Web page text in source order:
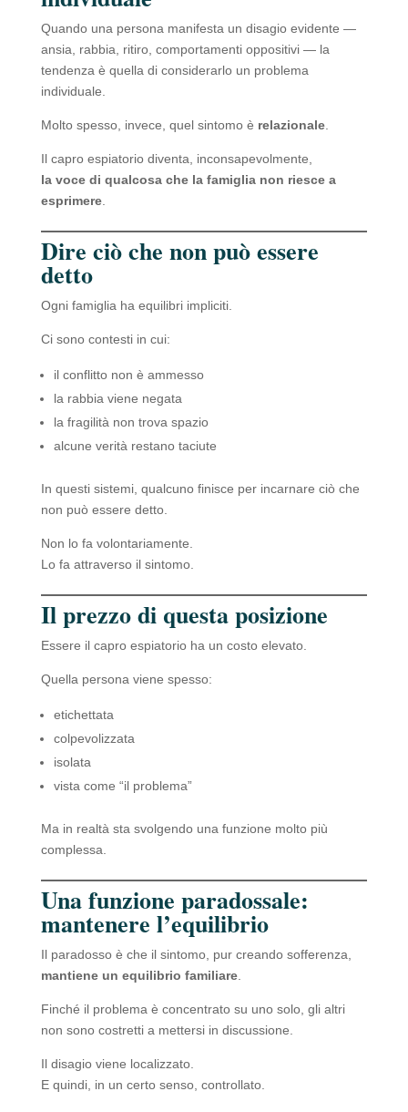
Quando una persona manifesta un disagio evidente —
ansia, rabbia, ritiro, comportamenti oppositivi — la
tendenza è quella di considerarlo un problema
individuale.
Molto spesso, invece, quel sintomo è relazionale.
Il capro espiatorio diventa, inconsapevolmente,
la voce di qualcosa che la famiglia non riesce a
esprimere.
Dire ciò che non può essere
detto
Ogni famiglia ha equilibri impliciti.
Ci sono contesti in cui:
il conflitto non è ammesso
la rabbia viene negata
la fragilità non trova spazio
alcune verità restano taciute
In questi sistemi, qualcuno finisce per incarnare ciò che
non può essere detto.
Non lo fa volontariamente.
Lo fa attraverso il sintomo.
Il prezzo di questa posizione
Essere il capro espiatorio ha un costo elevato.
Quella persona viene spesso:
etichettata
colpevolizzata
isolata
vista come “il problema”
Ma in realtà sta svolgendo una funzione molto più
complessa.
Una funzione paradossale:
mantenere l’equilibrio
Il paradosso è che il sintomo, pur creando sofferenza,
mantiene un equilibrio familiare.
Finché il problema è concentrato su uno solo, gli altri
non sono costretti a mettersi in discussione.
Il disagio viene localizzato.
E quindi, in un certo senso, controllato.